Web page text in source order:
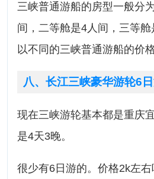
三峡普通游船的房型一般分
间，二等舱是4人间，三等
以不同的三峡普通游船的价
八、长江三峡豪华游轮6
现在三峡游轮基本都是重庆
是4天3晚。
很少有6日游的。价格2k左右